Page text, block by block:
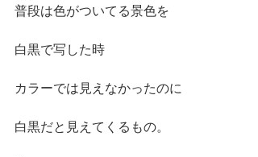
普段は色がついてる景色を
白黒で写した時
カラーでは見えなかったのに
白黒だと見えてくるもの。